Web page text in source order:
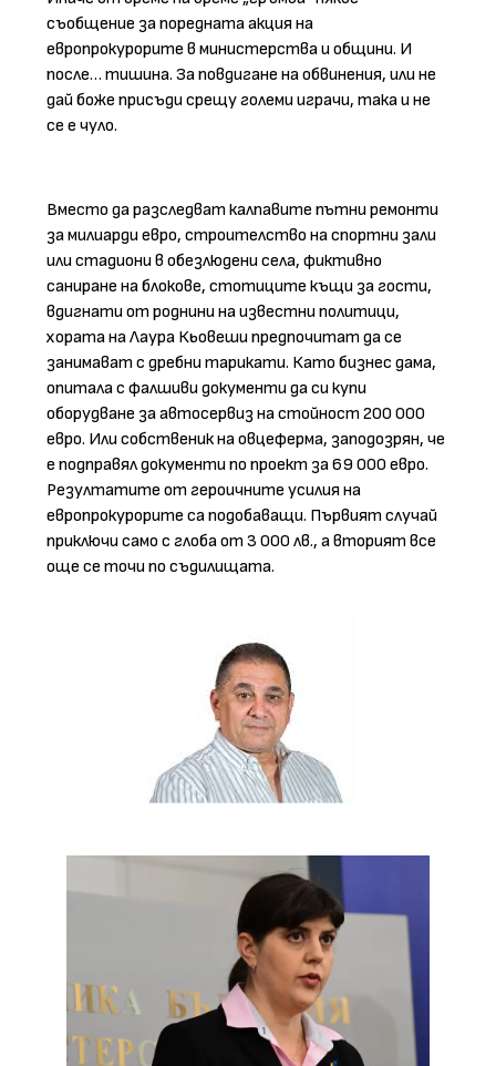
съобщение за поредната акция на
европрокурорите в министерства и общини. И
после… тишина. За повдигане на обвинения, или не
дай боже присъди срещу големи играчи, така и не
се е чуло.
Вместо да разследват калпавите пътни ремонти
за милиарди евро, строителство на спортни зали
или стадиони в обезлюдени села, фиктивно
саниране на блокове, стотиците къщи за гости,
вдигнати от роднини на известни политици,
хората на Лаура Кьовеши предпочитат да се
занимават с дребни тарикати. Като бизнес дама,
опитала с фалшиви документи да си купи
оборудване за автосервиз на стойност 200 000
евро. Или собственик на овцеферма, заподозрян, че
е подправял документи по проект за 69 000 евро.
Резултатите от героичните усилия на
европрокурорите са подобаващи. Първият случай
приключи само с глоба от 3 000 лв., а вторият все
още се точи по съдилищата.